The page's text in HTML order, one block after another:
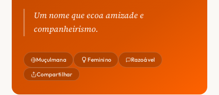
Um nome que ecoa amizade e
companheirismo.
Muçulmana Feminino Razoável
Compartilhar